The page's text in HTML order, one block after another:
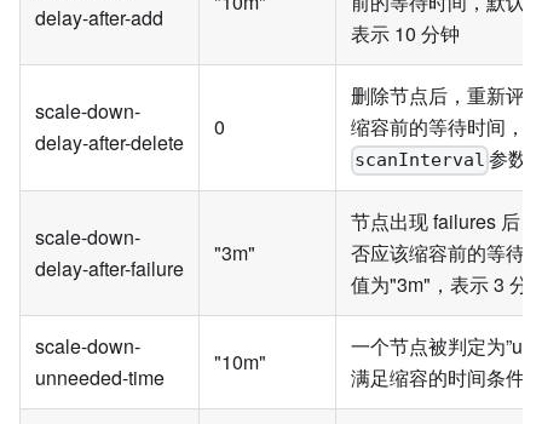
delay-after-add
表示 10 分钟
scale-down-
delay-after-delete
0
删除节点后，重新评
缩容前的等待时间，
scanInterval 参数
scale-down-
delay-after-failure
"3m"
节点出现 failures 后
否应该缩容前的等待
值为"3m"，表示 3 分
scale-down-
unneeded-time
"10m"
一个节点被判定为
满足缩容的时间条件